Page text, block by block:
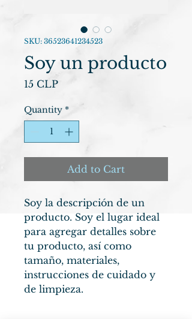
SKU: 36523641234523
Soy un producto
15 CLPPrice
Quantity *
Add to Cart
Soy la descripción de un
producto. Soy el lugar ideal
para agregar detalles sobre
tu producto, así como
tamaño, materiales,
instrucciones de cuidado y
de limpieza.